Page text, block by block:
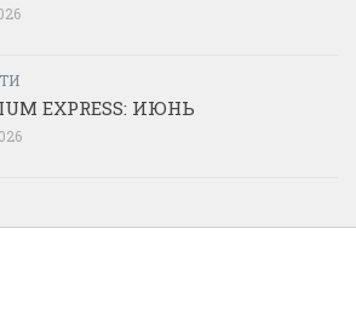
EXPRESS: ИЮНЬ